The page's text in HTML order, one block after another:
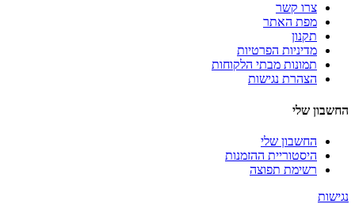
צרו קשר
מפת האתר
תקנון
מדיניות הפרטיות
תמונות מבתי הלקוחות
הצהרת נגישות
החשבון שלי
החשבון שלי
היסטוריית ההזמנות
רשימת תפוצה
נגישות